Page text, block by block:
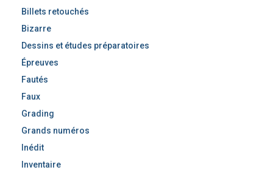
Billets retouchés
Bizarre
Dessins et études préparatoires
Épreuves
Fautés
Faux
Grading
Grands numéros
Inédit
Inventaire